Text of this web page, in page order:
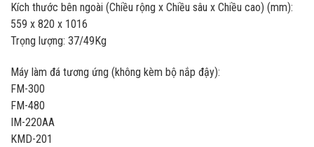
Kích thước bên ngoài (Chiều rộng x Chiều sâu x Chiều cao) (mm):
559 x 820 x 1016
Trọng lượng: 37/49Kg
Máy làm đá tương ứng (không kèm bộ nắp đậy):
FM-300
FM-480
IM-220AA
KMD-201